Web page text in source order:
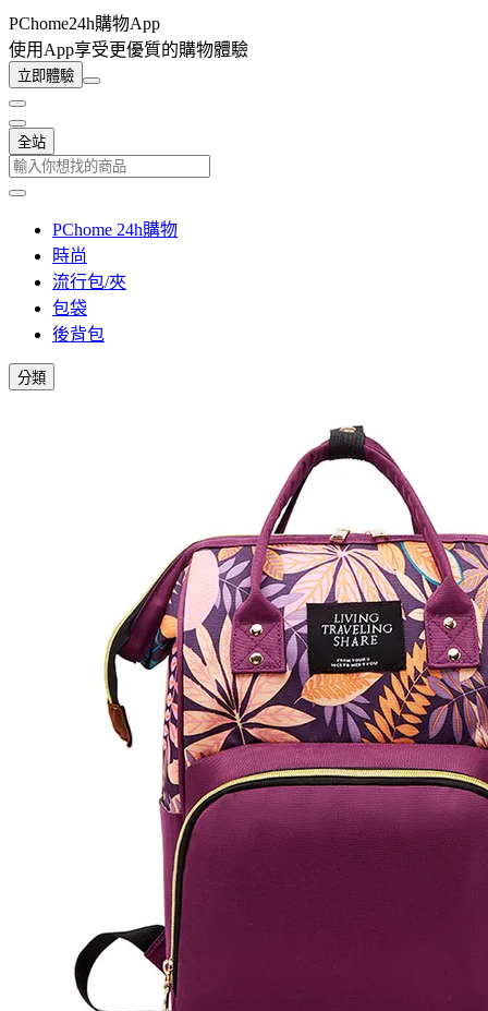
PChome24h購物App
使用App享受更優質的購物體驗
立即體驗
全站
PChome 24h購物
時尚
流行包/夾
包袋
後背包
分類